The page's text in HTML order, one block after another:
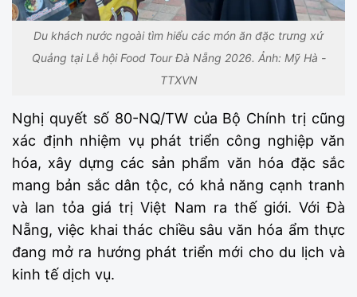
Du khách nước ngoài tìm hiểu các món ăn đặc trưng xứ
Quảng tại Lễ hội Food Tour Đà Nẵng 2026. Ảnh: Mỹ Hà -
TTXVN
Nghị quyết số 80-NQ/TW của Bộ Chính trị cũng
xác định nhiệm vụ phát triển công nghiệp văn
hóa, xây dựng các sản phẩm văn hóa đặc sắc
mang bản sắc dân tộc, có khả năng cạnh tranh
và lan tỏa giá trị Việt Nam ra thế giới. Với Đà
Nẵng, việc khai thác chiều sâu văn hóa ẩm thực
đang mở ra hướng phát triển mới cho du lịch và
kinh tế dịch vụ.